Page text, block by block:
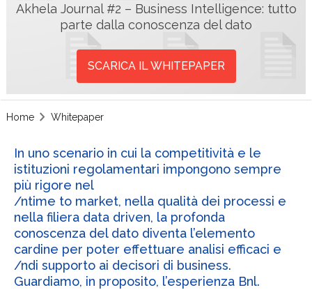
Akhela Journal #2 – Business Intelligence: tutto
parte dalla conoscenza del dato
SCARICA IL WHITEPAPER
Home Whitepaper
In uno scenario in cui la competitività e le
istituzioni regolamentari impongono sempre
più rigore nel
/ntime to market, nella qualità dei processi e
nella filiera data driven, la profonda
conoscenza del dato diventa l’elemento
cardine per poter effettuare analisi efficaci e
/ndi supporto ai decisori di business.
Guardiamo, in proposito, l’esperienza Bnl.